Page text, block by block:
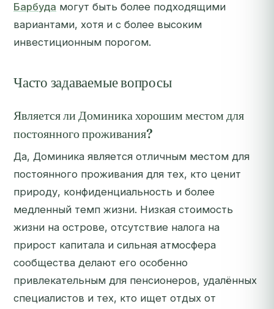
Барбуда могут быть более подходящими
вариантами, хотя и с более высоким
инвестиционным порогом.
Часто задаваемые вопросы
Является ли Доминика хорошим местом для
постоянного проживания?
Да, Доминика является отличным местом для
постоянного проживания для тех, кто ценит
природу, конфиденциальность и более
медленный темп жизни. Низкая стоимость
жизни на острове, отсутствие налога на
прирост капитала и сильная атмосфера
сообщества делают его особенно
привлекательным для пенсионеров, удалённых
специалистов и тех, кто ищет отдых от